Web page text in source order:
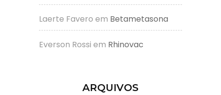
Laerte Favero em Betametasona
Everson Rossi em Rhinovac
ARQUIVOS